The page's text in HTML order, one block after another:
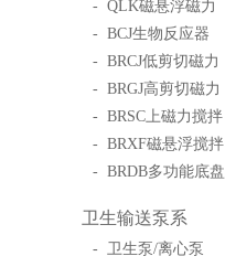
- QLK磁悬浮磁力
- BCJ生物反应器
- BRCJ低剪切磁力
- BRGJ高剪切磁力
- BRSC上磁力搅拌
- BRXF磁悬浮搅拌
- BRDB多功能底盘
卫生输送泵系
- 卫生泵/离心泵